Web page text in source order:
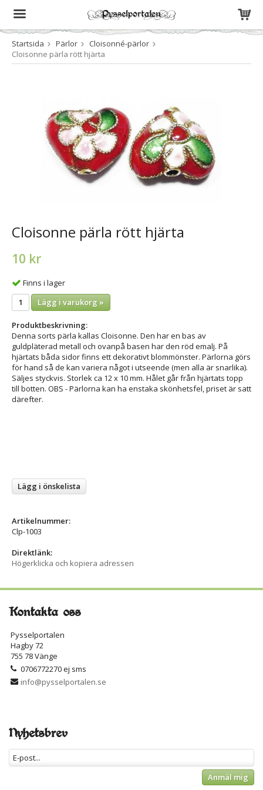
Produkten har blivit tillagd i varukorgen
Startsida Pärlor
Cloisonné-pärlor
Cloisonne pärla rött hjärta
Cloisonne pärla rött hjärta
10 kr
Finns i lager
Lägg i varukorg »
Produktbeskrivning:
Denna sorts pärla kallas Cloisonne. Den har en bas av
guldpläterad metall och ovanpå basen har den röd emalj. På
hjärtats båda sidor finns ett dekorativt blommönster. Pärlorna görs
för hand så de kan variera något i utseende (men alla är snarlika).
Säljes styckvis. Storlek ca 12 x 10 mm. Hålet går från hjärtats topp
till botten. OBS - Pärlorna kan ha enstaka skönhetsfel, priset är satt
därefter.
Lägg i önskelista
Artikelnummer:
Clp-1003
Direktlänk:
Högerklicka och kopiera adressen
Kontakta oss
Pysselportalen
Hagby 72
755 78 Vänge
0706772270 ej sms
info@pysselportalen.se
Nyhetsbrev
Anmäl mig